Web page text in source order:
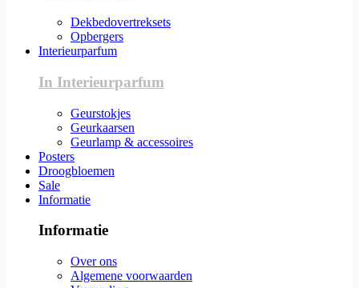
Dekbedovertreksets
Opbergers
Interieurparfum
In Interieurparfum
Geurstokjes
Geurkaarsen
Geurlamp & accessoires
Posters
Droogbloemen
Sale
Informatie
Informatie
Over ons
Algemene voorwaarden